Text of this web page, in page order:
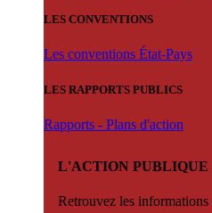
LES CONVENTIONS
Les conventions État-Pays
LES RAPPORTS PUBLICS
Rapports - Plans d'action
L'ACTION PUBLIQUE
Retrouvez les informations